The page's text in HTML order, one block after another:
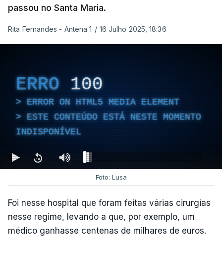
passou no Santa Maria.
Rita Fernandes - Antena 1 / 16 Julho 2025, 18:36
ERRO 100
ERROR ON HTML5 MEDIA ELEMENT
ESTE CONTEÚDO ESTÁ NESTE MOMENTO
INDISPONÍVEL
Foto: Lusa
Foi nesse hospital que foram feitas várias cirurgias
nesse regime, levando a que, por exemplo, um
médico ganhasse centenas de milhares de euros.